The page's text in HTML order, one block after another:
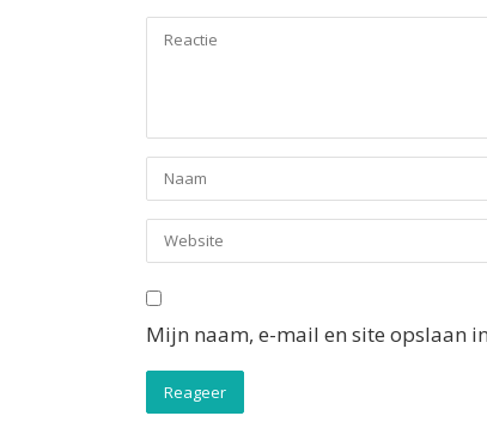
Mijn naam, e-mail en site opslaan